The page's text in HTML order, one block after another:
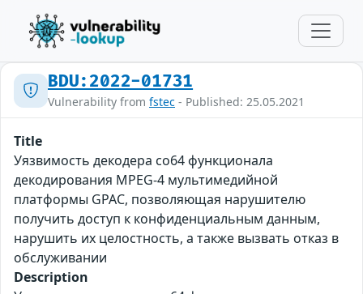
BDU:2022-01731
Vulnerability from fstec - Published: 25.05.2021
Title
Уязвимость декодера co64 функционала
декодирования MPEG-4 мультимедийной
платформы GPAC, позволяющая нарушителю
получить доступ к конфиденциальным данным,
нарушить их целостность, а также вызвать отказ в
обслуживании
Description